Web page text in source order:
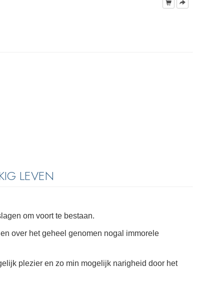
LEVEN
om voort te bestaan.
over het geheel genomen nogal immorele
plezier en zo min mogelijk narigheid door het